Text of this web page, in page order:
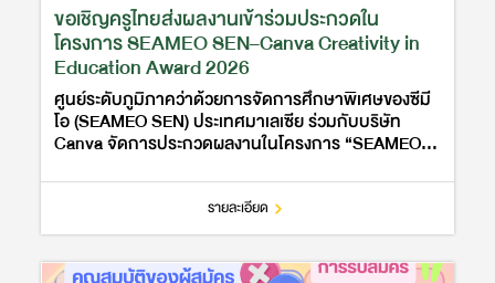
ขอเชิญครูไทยส่งผลงานเข้าร่วมประกวดใน
โครงการ SEAMEO SEN–Canva Creativity in
Education Award 2026
ศูนย์ระดับภูมิภาคว่าด้วยการจัดการศึกษาพิเศษของซีมี
โอ (SEAMEO SEN) ประเทศมาเลเซีย ร่วมกับบริษัท
Canva จัดการประกวดผลงานในโครงการ “SEAMEO
ภายใต้หัวข้อ “The Future of Creative L…
รายละเอียด